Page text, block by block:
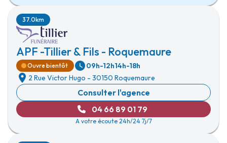
APF -Tillier & Fils - Roquemaure
37.0km
Ouvre bientôt 09h-12h14h-18h
2 Rue Victor Hugo - 30150 Roquemaure
Consulter l'agence
04 66 89 01 79
A votre écoute 24h/24 7j/7